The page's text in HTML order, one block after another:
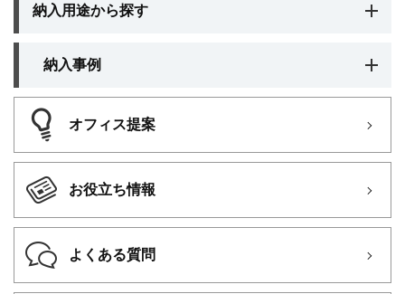
納入用途から探す
納入事例
オフィス提案
お役立ち情報
よくある質問